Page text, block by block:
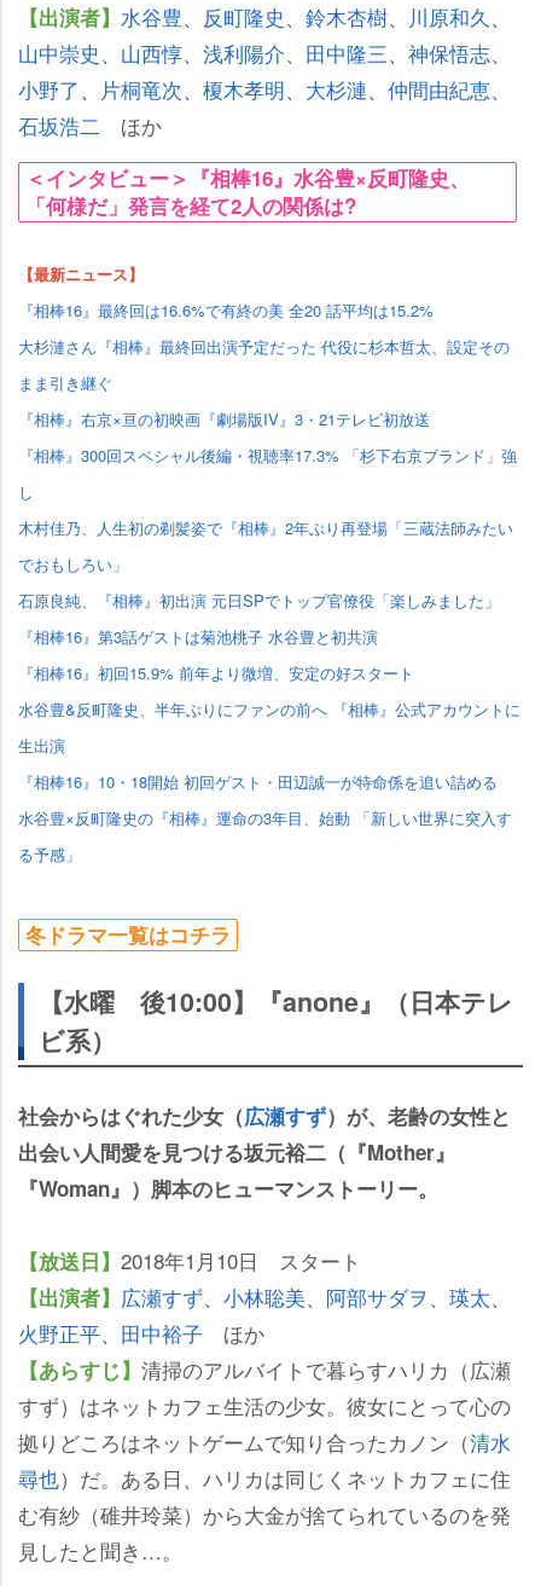
【出演者】 水谷豊、 反町隆史、 鈴木杏樹、 川原和久、
山中崇史、 山西惇、 浅利陽介、 田中隆三、 神保悟志、
小野了、 片桐竜次、 榎木孝明、 大杉漣、 仲間由紀恵、
石坂浩二 ほか
＜インタビュー＞『相棒16』水谷豊×反町隆史、
「何様だ」発言を経て2人の関係は?
【最新ニュース】
『相棒16』最終回は16.6%で有終の美 全20 話平均は15.2%
大杉漣さん『相棒』最終回出演予定だった 代役に杉本哲太、設定その
まま引き継ぐ
『相棒』右京×亘の初映画『劇場版IV』3・21テレビ初放送
『相棒』300回スペシャル後編・視聴率17.3% 「杉下右京ブランド」強
し
木村佳乃、人生初の剃髪姿で『相棒』2年ぶり再登場「三蔵法師みたい
でおもしろい」
石原良純、『相棒』初出演 元日SPでトップ官僚役「楽しみました」
『相棒16』第3話ゲストは菊池桃子 水谷豊と初共演
『相棒16』初回15.9% 前年より微増、安定の好スタート
水谷豊&反町隆史、半年ぶりにファンの前へ 『相棒』公式アカウントに
生出演
『相棒16』10・18開始 初回ゲスト・田辺誠一が特命係を追い詰める
水谷豊×反町隆史の『相棒』運命の3年目、始動 「新しい世界に突入す
る予感」
冬ドラマ一覧はコチラ
【水曜 後10:00】『anone』（日本テレ
ビ系）
社会からはぐれた少女（広瀬すず）が、老齢の女性と
出会い人間愛を見つける坂元裕二（『Mother』
『Woman』）脚本のヒューマンストーリー。
【放送日】 2018年1月10日 スタート
【出演者】 広瀬すず、 小林聡美、 阿部サダヲ、 瑛太、
火野正平、 田中裕子 ほか
【あらすじ】 清掃のアルバイトで暮らすハリカ（広瀬
すず）はネットカフェ生活の少女。彼女にとって心の
拠りどころはネットゲームで知り合ったカノン（清水
尋也）だ。ある日、ハリカは同じくネットカフェに住
む有紗（碓井玲菜）から大金が捨てられているのを発
見したと聞き…。